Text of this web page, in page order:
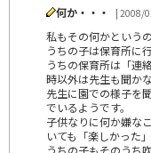
何か・・・
| 2008/
私もその何かという
うちの子は保育所に
うちの保育所は「連
時以外は先生も聞か
先生に園での様子を
でいるようです。
子供なりに何か嫌な
いても「楽しかった
うちの子もそのうち